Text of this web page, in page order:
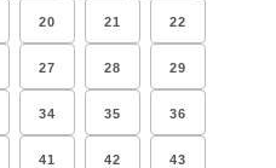
20 21 22
27 28 29
34 35 36
41 42 43